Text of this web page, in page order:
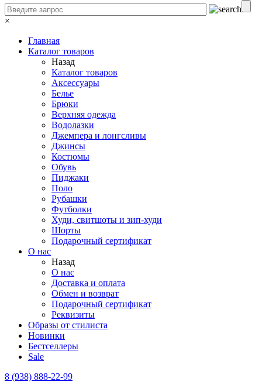
×
Главная
Каталог товаров
Назад
Каталог товаров
Аксессуары
Белье
Брюки
Верхняя одежда
Водолазки
Джемпера и лонгсливы
Джинсы
Костюмы
Обувь
Пиджаки
Поло
Рубашки
Футболки
Худи, свитшоты и зип-худи
Шорты
Подарочный сертификат
О нас
Назад
О нас
Доставка и оплата
Обмен и возврат
Подарочный сертификат
Реквизиты
Образы от стилиста
Новинки
Бестселлеры
Sale
8 (938) 888-22-99